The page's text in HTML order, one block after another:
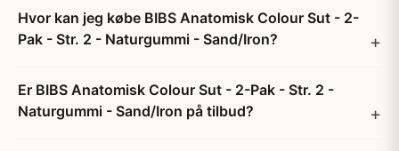
Hvor kan jeg købe BIBS Anatomisk Colour Sut - 2-
Pak - Str. 2 - Naturgummi - Sand/Iron?
Er BIBS Anatomisk Colour Sut - 2-Pak - Str. 2 -
Naturgummi - Sand/Iron på tilbud?